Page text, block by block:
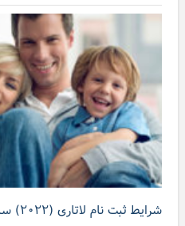
شرایط ثبت نام لاتاری (۲۰۲۲) سال ۱۳۹۹